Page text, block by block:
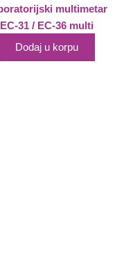
multimetar
EC-31 / EC-36 multi
Dodaj u korpu